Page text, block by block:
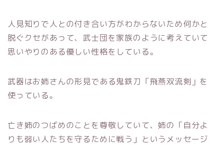
人見知りで人との付き合い方がわからないため何かと
脱ぐクセがあって、武士団を家族のように考えていて
思いやりのある優しい性格をしている。
武器はお姉さんの形見である鬼鉄刀「飛燕双流剣」を
使っている。
亡き姉のつばめのことを尊敬していて、姉の「自分よ
りも弱い人たちを守るために戦う」というメッセージ